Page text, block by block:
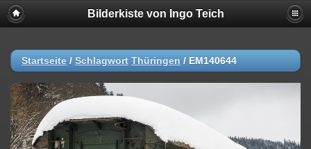
Bilderkiste von Ingo Teich
Startseite / Schlagwort Thüringen / EM140644